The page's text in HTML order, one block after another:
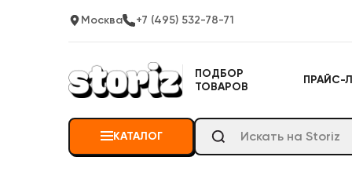
Москва +7 (495) 532-78-71
ПОДБОР
ТОВАРОВ
ПРАЙС-
КАТАЛОГ